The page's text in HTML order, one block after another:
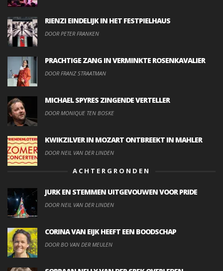
RIENZI EINDELIJK IN HET FESTPIELHAUS
DOOR PETER FRANKEN
PRACHTIGE ZANG IN VERMINKTE ROSENKAVALIER
DOOR FRANZ STRAATMAN
MICHAEL SPYRES ZINGENDE VERTELLER
DOOR MONIQUE TEN BOSKE
KWIKZILVER IN MOZART ONTBREEKT IN MAHLER
DOOR NEIL VAN DER LINDEN
ACHTERGRONDEN
JURK EN STEMMEN UITGEVOUWEN VOOR PRIDE
DOOR NEIL VAN DER LINDEN
CORINA VAN EIJK HEEFT EEN BOODSCHAP
DOOR BO VAN DER MEULEN